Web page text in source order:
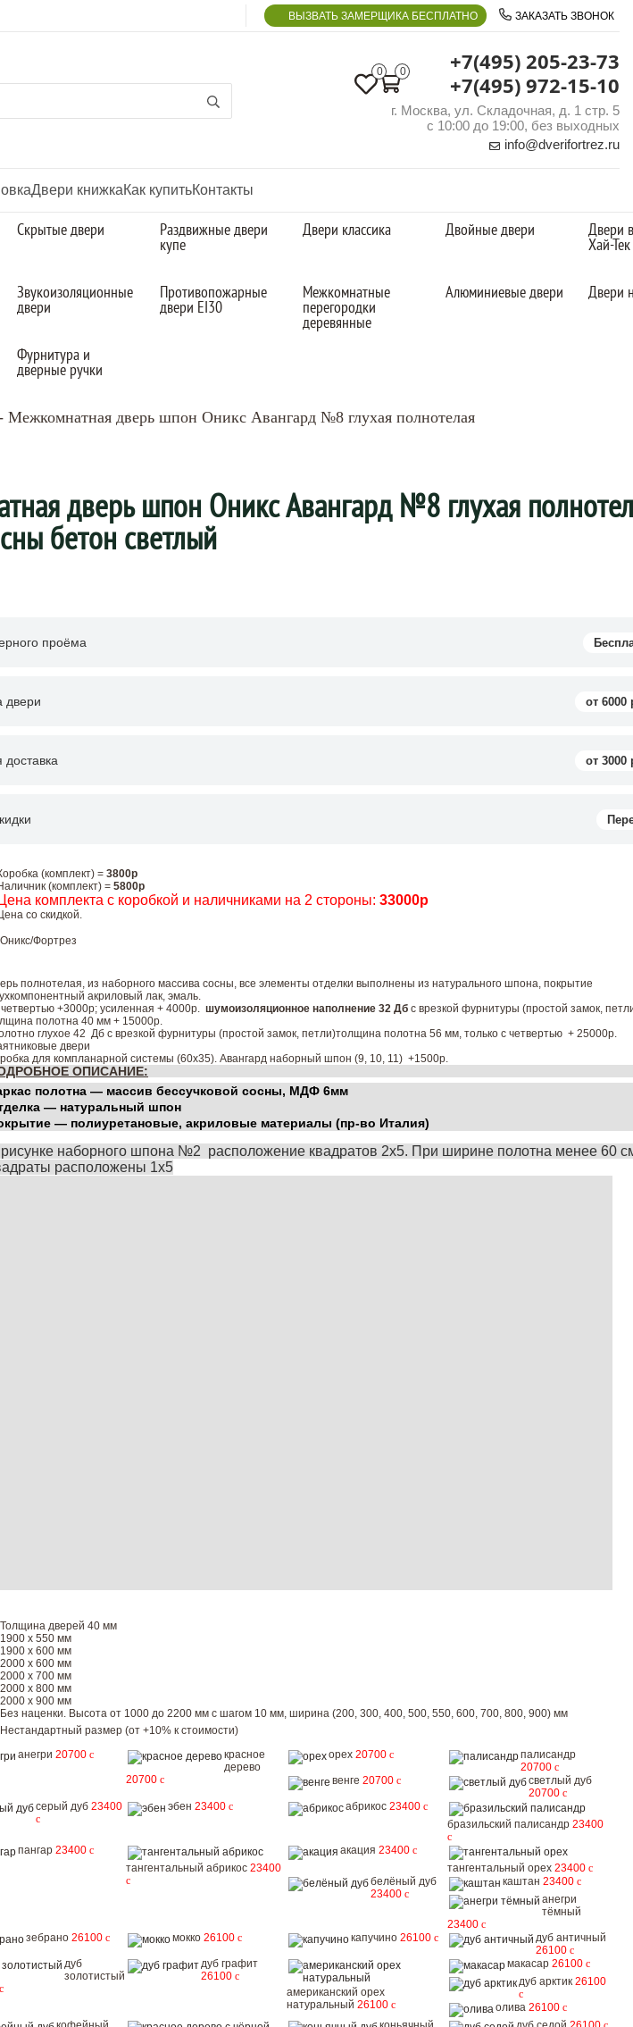
ВЫЗВАТЬ ЗАМЕРЩИКА БЕСПЛАТНО ЗАКАЗАТЬ ЗВОНОК
0 0
+7(495) 205-23-73
+7(495) 972-15-10
г. Москва, ул. Складочная, д. 1 стр. 5
с 10:00 до 19:00, без выходных
info@dverifortrez.ru
Двери книжкаКак купитьКонтакты
Скрытые двери Раздвижные двери
купе
Двери классика Двойные двери Двери
Хай-Тек
Звукоизоляционные
двери
Противопожарные
двери EI30
Межкомнатные
перегородки
деревянные
Алюминиевые двери Двери
Фурнитура и
дверные ручки
Межкомнатная дверь шпон Оникс Авангард №8 глухая полнотелая
дверь шпон Оникс Авангард №8 глухая
бетон светлый
проёма
двери от 6000
от 3000
(комплект) = 3800р
(комплект) = 5800р
Цена комплекта с коробкой и наличниками на 2 стороны: 33000р
со скидкой.
Оникс/Фортрез
полнотелая, из наборного массива сосны, все элементы отделки выполнены из натурального шпона, покрытие
акриловый лак, эмаль.
+3000р; усиленная + 4000р. шумоизоляционное наполнение 32 Дб с врезкой фурнитуры (простой замок,
полотна 40 мм + 15000р.
глухое 42 Дб с врезкой фурнитуры (простой замок, петли)толщина полотна 56 мм, только с четвертью + 25000р.
двери
для компланарной системы (60х35). Авангард наборный шпон (9, 10, 11) +1500р.
ОПИСАНИЕ:
полотна — массив бессучковой сосны, МДФ 6мм
— натуральный шпон
— полиуретановые, акриловые материалы (пр-во Италия)
наборного шпона №2 расположение квадратов 2х5. При ширине полотна менее 60
расположены 1х5
Толщина дверей 40 мм
1900 х 550 мм
1900 х 600 мм
2000 х 600 мм
2000 х 700 мм
2000 х 800 мм
2000 х 900 мм
Без наценки. Высота от 1000 до 2200 мм с шагом 10 мм, ширина (200, 300, 400, 500, 550, 600, 700, 800, 900) мм
Нестандартный размер (от +10% к стоимости)
анегри 20700 c
красное
дерево
20700 c
орех 20700 c
палисандр
20700 c
венге 20700 c
светлый дуб
20700 c
серый дуб 23400
c
эбен 23400 c абрикос 23400 c
бразильский палисандр 23400
c
пангар 23400 c
тангентальный абрикос 23400
c
акация 23400 c
тангентальный орех 23400 c
белёный дуб
23400 c
каштан 23400 c
анегри
тёмный
23400 c
зебрано 26100 c мокко 26100 c капучино 26100 c
дуб античный
26100 c
дуб
золотистый
c
дуб графит
26100 c
американский орех
натуральный 26100 c
макасар 26100 c
дуб арктик 26100
c
олива 26100 c